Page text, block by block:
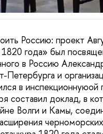
Россию: проект
года» был
в Россию
Петербурга и
в
составил доклад, в
Волги и Камы,